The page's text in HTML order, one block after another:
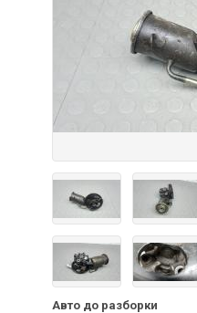
Авто до разборки